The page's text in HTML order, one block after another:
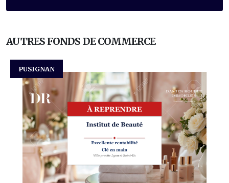
AUTRES FONDS DE COMMERCE
PUSIGNAN